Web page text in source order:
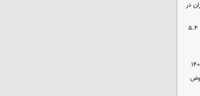
در
بورس رشد کرد/ شکستن رکورد تاریخی کانال ۵.۴